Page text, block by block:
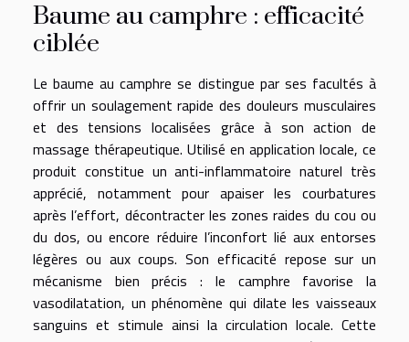
Baume au camphre : efficacité
ciblée
Le baume au camphre se distingue par ses facultés à
offrir un soulagement rapide des douleurs musculaires
et des tensions localisées grâce à son action de
massage thérapeutique. Utilisé en application locale, ce
produit constitue un anti-inflammatoire naturel très
apprécié, notamment pour apaiser les courbatures
après l’effort, décontracter les zones raides du cou ou
du dos, ou encore réduire l’inconfort lié aux entorses
légères ou aux coups. Son efficacité repose sur un
mécanisme bien précis : le camphre favorise la
vasodilatation, un phénomène qui dilate les vaisseaux
sanguins et stimule ainsi la circulation locale. Cette